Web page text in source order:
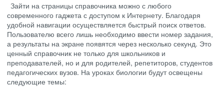
Зайти на страницы справочника можно с любого
современного гаджета с доступом к Интернету. Благодаря
удобной навигации осуществляется быстрый поиск ответов.
Пользователю всего лишь необходимо ввести номер задания,
а результаты на экране появятся через несколько секунд. Это
ценный справочник не только для школьников и
преподавателей, но и для родителей, репетиторов, студентов
педагогических вузов. На уроках биологии будут освещены
следующие темы: